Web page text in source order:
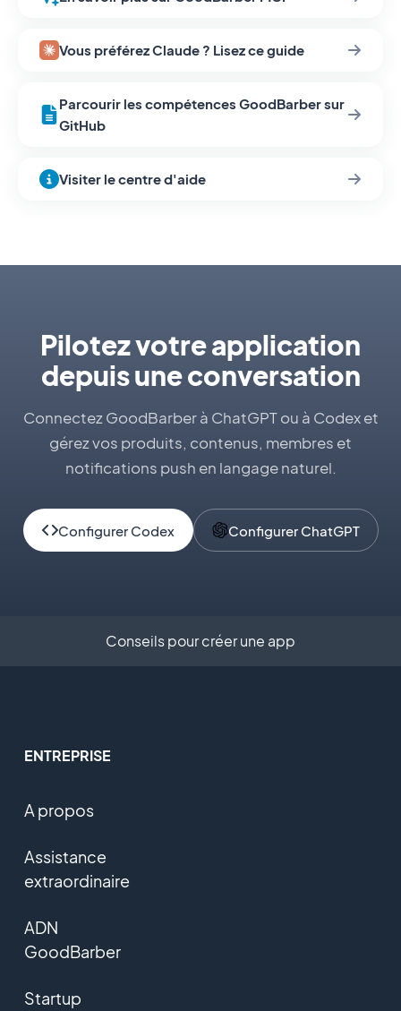
Vous préférez Claude ? Lisez ce guide
Parcourir les compétences GoodBarber sur
GitHub
Visiter le centre d'aide
Pilotez votre application
depuis une conversation
Connectez GoodBarber à ChatGPT ou à Codex et
gérez vos produits, contenus, membres et
notifications push en langage naturel.
Configurer Codex Configurer ChatGPT
Conseils pour créer une app
ENTREPRISE
A propos
Assistance
extraordinaire
ADN
GoodBarber
Startup